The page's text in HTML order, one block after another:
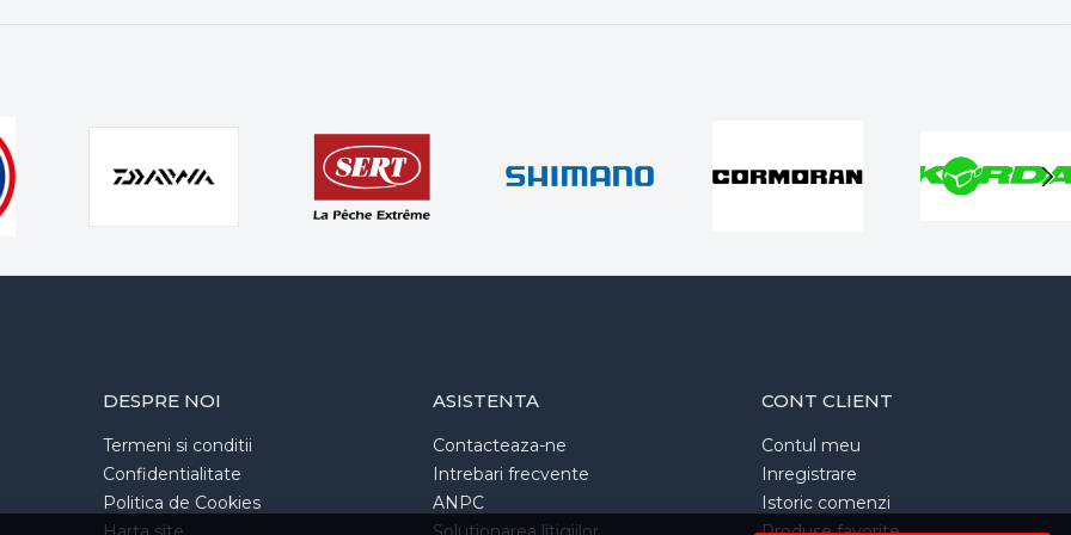
DESPRE NOI
Termeni si conditii
Confidentialitate
Politica de Cookies
ASISTENTA
Contacteaza-ne
Intrebari frecvente
ANPC
CONT CLIENT
Contul meu
Inregistrare
Istoric comenzi